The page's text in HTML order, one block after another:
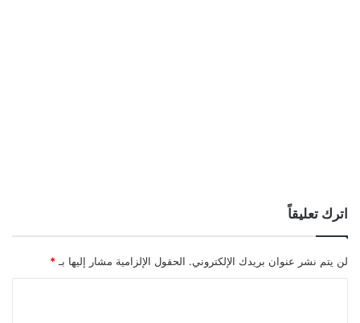
اترك تعليقاً
لن يتم نشر عنوان بريدك الإلكتروني. الحقول الإلزامية مشار إليها بـ *